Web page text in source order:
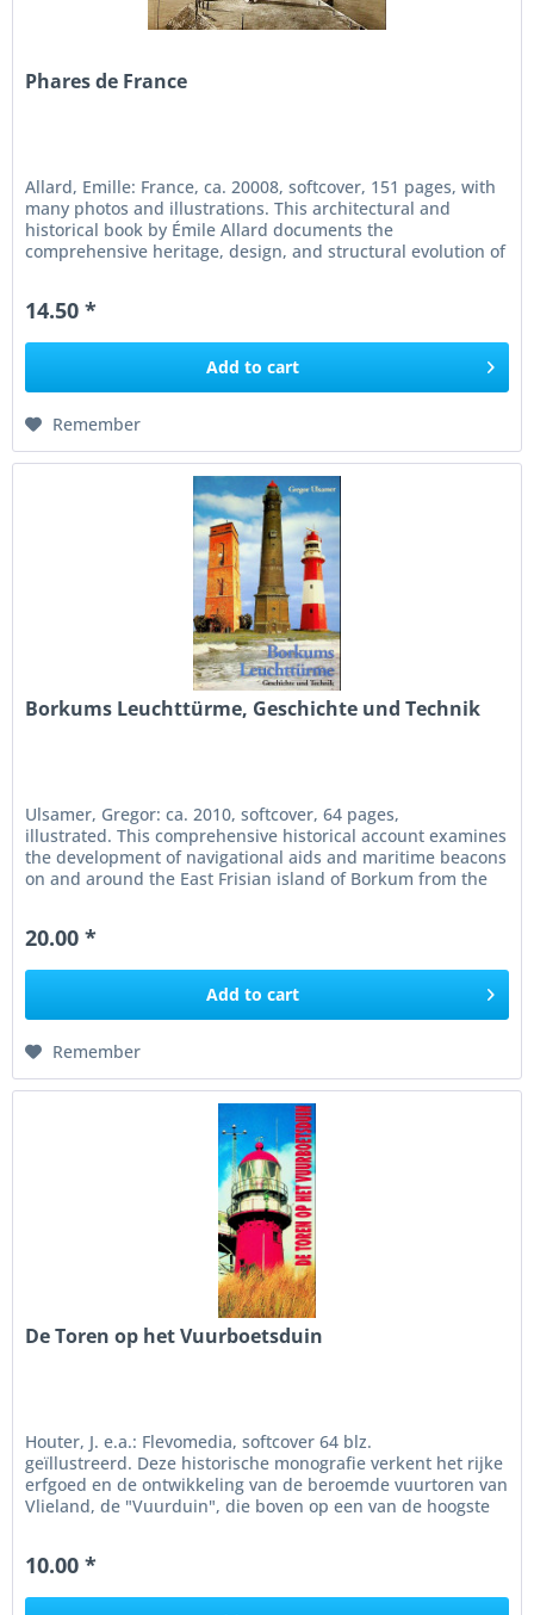
Phares de France
Allard, Emille: France, ca. 20008, softcover, 151 pages, with
many photos and illustrations. This architectural and
historical book by Émile Allard documents the
comprehensive heritage, design, and structural evolution of
14.50 *
Add to cart
Remember
Borkums Leuchttürme, Geschichte und Technik
Ulsamer, Gregor: ca. 2010, softcover, 64 pages,
illustrated. This comprehensive historical account examines
the development of navigational aids and maritime beacons
on and around the East Frisian island of Borkum from the
20.00 *
Add to cart
Remember
De Toren op het Vuurboetsduin
Houter, J. e.a.: Flevomedia, softcover 64 blz.
geïllustreerd. Deze historische monografie verkent het rijke
erfgoed en de ontwikkeling van de beroemde vuurtoren van
Vlieland, de "Vuurduin", die boven op een van de hoogste
10.00 *